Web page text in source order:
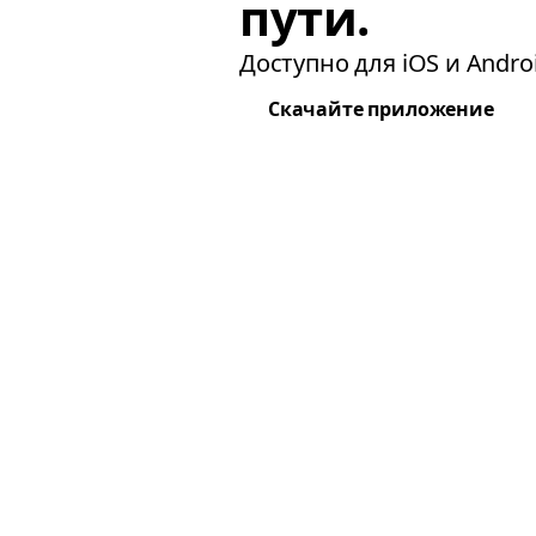
пути.
Доступно для iOS и
Скачайте приложение